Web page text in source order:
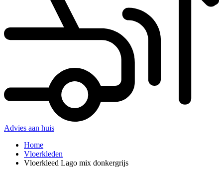
Advies aan huis
Home
Vloerkleden
Vloerkleed Lago mix donkergrijs